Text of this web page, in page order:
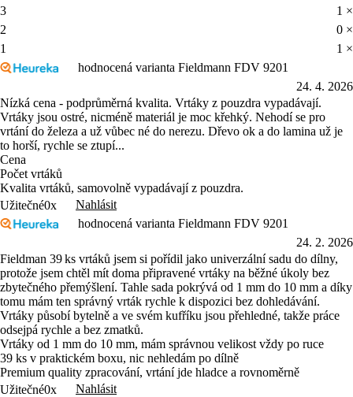
3
1 ×
2
0 ×
1
1 ×
hodnocená varianta Fieldmann FDV 9201
24. 4. 2026
Nízká cena - podprůměrná kvalita. Vrtáky z pouzdra vypadávají.
Vrtáky jsou ostré, nicméně materiál je moc křehký. Nehodí se pro
vrtání do železa a už vůbec né do nerezu. Dřevo ok a do lamina už je
to horší, rychle se ztupí...
Cena
Počet vrtáků
Kvalita vrtáků, samovolně vypadávají z pouzdra.
Užitečné0x
Nahlásit
hodnocená varianta Fieldmann FDV 9201
24. 2. 2026
Fieldman 39 ks vrtáků jsem si pořídil jako univerzální sadu do dílny,
protože jsem chtěl mít doma připravené vrtáky na běžné úkoly bez
zbytečného přemýšlení. Tahle sada pokrývá od 1 mm do 10 mm a díky
tomu mám ten správný vrták rychle k dispozici bez dohledávání.
Vrtáky působí bytelně a ve svém kufříku jsou přehledné, takže práce
odsejpá rychle a bez zmatků.
Vrtáky od 1 mm do 10 mm, mám správnou velikost vždy po ruce
39 ks v praktickém boxu, nic nehledám po dílně
Premium quality zpracování, vrtání jde hladce a rovnoměrně
Užitečné0x
Nahlásit